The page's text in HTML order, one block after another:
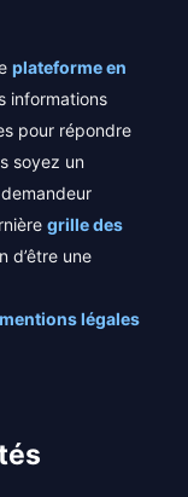
plateforme en
informations
pour répondre
soyez un
grille des
d’être une
mentions légales